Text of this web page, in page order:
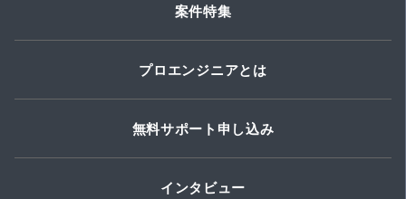
案件特集
プロエンジニアとは
無料サポート申し込み
インタビュー